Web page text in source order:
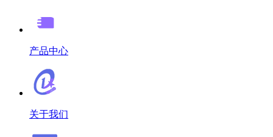
产品中心
关于我们